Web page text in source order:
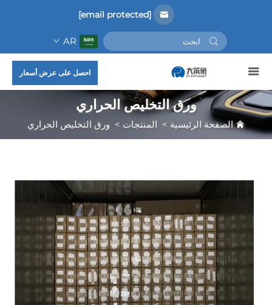
[email protected]
AR
احصل على عرض أسعار
ورق التخليص الحراري
الصفحة الرئيسية > المنتجات > ورق التخليص الحراري